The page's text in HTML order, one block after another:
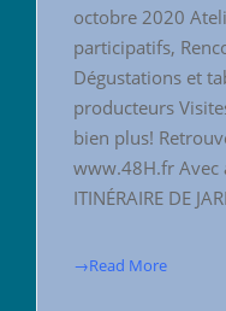
octobre 2020
participatifs,
Dégustations et
producteurs
bien plus!
www.48H.fr Avec
ITINÉRAIRE DE
→Read More